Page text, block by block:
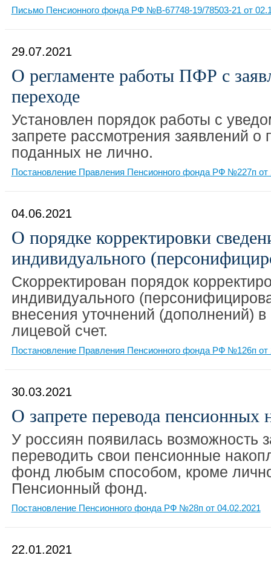
Письмо Пенсионного фонда РФ №В-67748-19/78503-21 от
29.07.2021
О регламенте работы ПФР с
переходе
Установлен порядок работы с
запрете рассмотрения заявлений о
поданных не лично.
Постановление Правления Пенсионного фонда РФ №227п от
04.06.2021
О порядке корректировки
индивидуального
Скорректирован порядок
индивидуального
внесения уточнений (дополнений)
лицевой счет.
Постановление Правления Пенсионного фонда РФ №126п от
30.03.2021
О запрете перевода пенсионных
У россиян появилась возможность
переводить свои пенсионные
фонд любым способом, кроме
Пенсионный фонд.
Постановление Пенсионного фонда РФ №28п от 04.02.2021
22.01.2021